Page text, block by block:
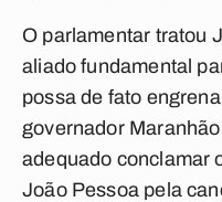
O parlamentar tratou
aliado fundamental
possa de fato
governador
adequado conclamar
João Pessoa pela